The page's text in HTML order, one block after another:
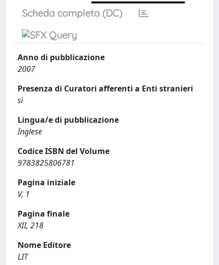
Scheda completa (DC)
Anno di pubblicazione
2007
Presenza di Curatori afferenti a Enti stranieri
sì
Lingua/e di pubblicazione
Inglese
Codice ISBN del Volume
9783825806781
Pagina iniziale
V, 1
Pagina finale
XII, 218
Nome Editore
LIT